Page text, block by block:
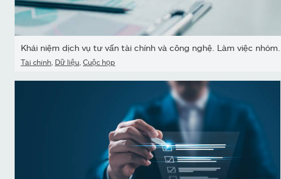
Khái niệm dịch vụ tư vấn tài chính và công nghệ. Làm việc nhóm...
Tài chính Dữ liệu Cuộc họp